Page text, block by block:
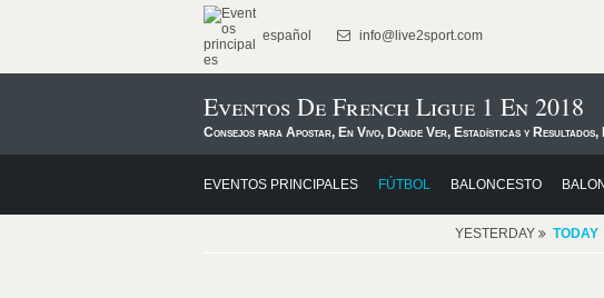
español info@live2sport.com
Eventos De French Ligue 1 En 2018
Consejos para Apostar, En Vivo, Dónde Ver, Estadísticas y Resultados,
EVENTOS PRINCIPALES FÚTBOL BALONCESTO
YESTERDAY TODAY